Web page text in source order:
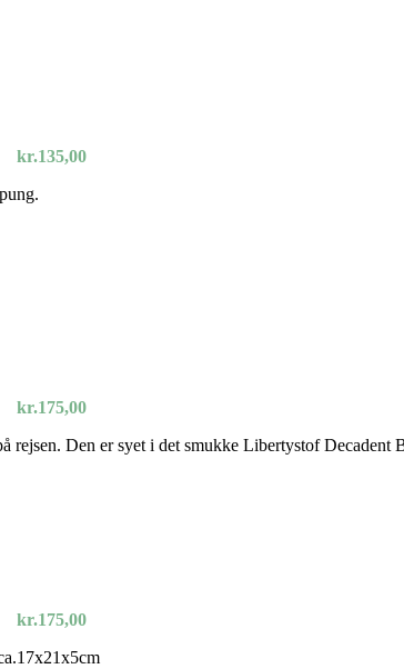
kr.135,00
kr.175,00
rejsen. Den er syet i det smukke Libertystof Decadent
kr.175,00